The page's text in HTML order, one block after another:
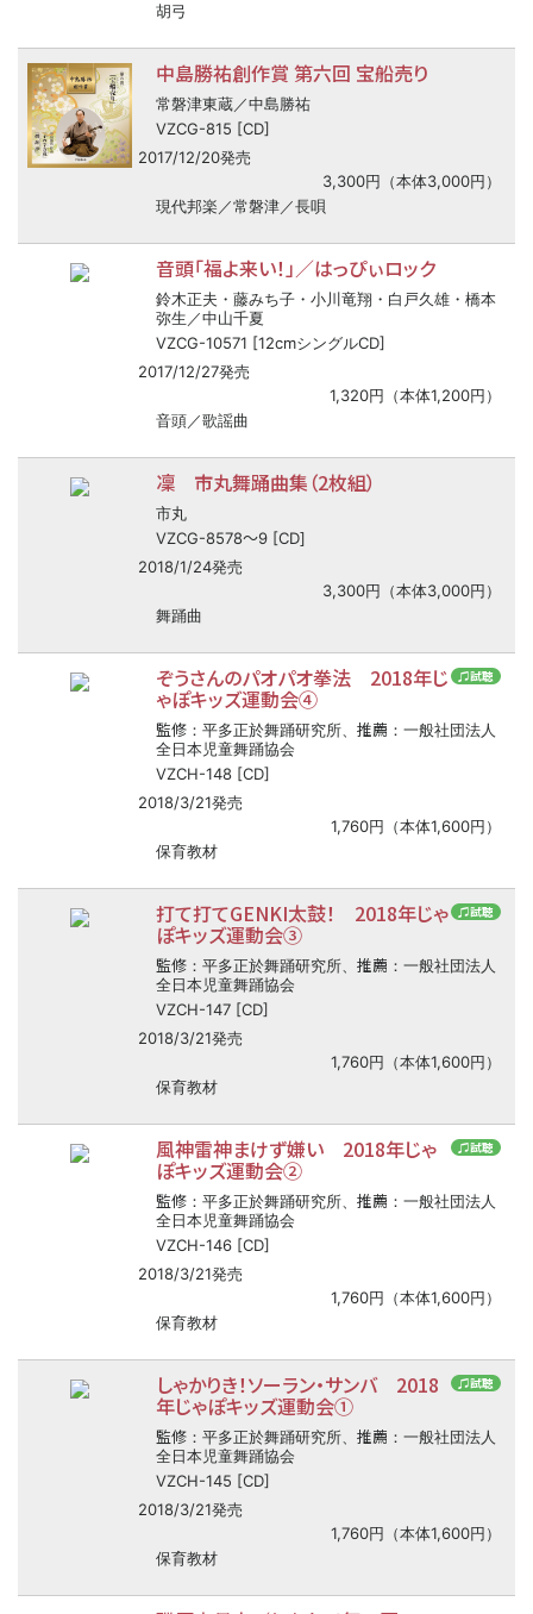
胡弓
中島勝祐創作賞 第六回 宝船売り
常磐津東蔵／中島勝祐
VZCG-815 [CD]
2017/12/20発売
3,300円（本体3,000円）
現代邦楽／常磐津／長唄
音頭「福よ来い！」／はっぴぃロック
鈴木正夫・藤みち子・小川竜翔・白戸久雄・橋本
弥生／中山千夏
VZCG-10571 [12cmシングルCD]
2017/12/27発売
1,320円（本体1,200円）
音頭／歌謡曲
凜 市丸舞踊曲集（2枚組）
市丸
VZCG-8578〜9 [CD]
2018/1/24発売
3,300円（本体3,000円）
舞踊曲
♫試聴
ぞうさんのパオパオ拳法 2018年じ
ゃぽキッズ運動会④
監修 ：平多正於舞踊研究所、 推薦 ：一般社団法人
全日本児童舞踊協会
VZCH-148 [CD]
2018/3/21発売
1,760円（本体1,600円）
保育教材
♫試聴
打て打てGENKI太鼓！ 2018年じゃ
ぽキッズ運動会③
監修 ：平多正於舞踊研究所、 推薦 ：一般社団法人
全日本児童舞踊協会
VZCH-147 [CD]
2018/3/21発売
1,760円（本体1,600円）
保育教材
♫試聴
風神雷神まけず嫌い 2018年じゃ
ぽキッズ運動会②
監修 ：平多正於舞踊研究所、 推薦 ：一般社団法人
全日本児童舞踊協会
VZCH-146 [CD]
2018/3/21発売
1,760円（本体1,600円）
保育教材
♫試聴
しゃかりき！ソーラン・サンバ 2018
年じゃぽキッズ運動会①
監修 ：平多正於舞踊研究所、 推薦 ：一般社団法人
全日本児童舞踊協会
VZCH-145 [CD]
2018/3/21発売
1,760円（本体1,600円）
保育教材